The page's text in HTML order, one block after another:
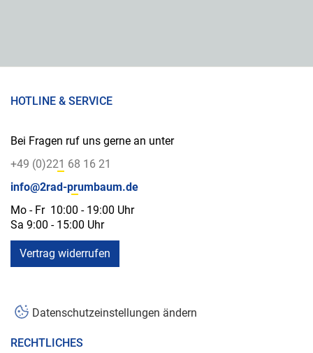
HOTLINE & SERVICE
Bei Fragen ruf uns gerne an unter
+49 (0)221 68 16 21
info@2rad-prumbaum.de
Mo - Fr 10:00 - 19:00 Uhr
Sa 9:00 - 15:00 Uhr
Vertrag widerrufen
Datenschutzeinstellungen ändern
RECHTLICHES